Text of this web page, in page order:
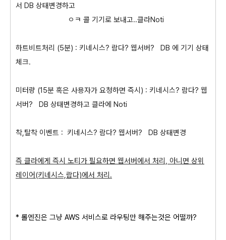
서 DB 상태변경하고
ㅇㅋ 콜 기기로 보내고..클라Noti
하트비트처리 (5분) : 키네시스? 람다? 웹서버?
DB 에 기기 상태
체크.
미터량 (15분 혹은 사용자가 요청하면 즉시) : 키네시스? 람다? 웹
서버?
DB 상태변경하고 클라에 Noti
착,탈착 이벤트 : 키네시스? 람다? 웹서버? DB 상태변경
즉 클라에게 즉시 노티가 필요하면 웹서버에서 처리, 아니면 상위
레이어(키네시스,람다)에서 처리.
* 롤엔진은 그냥 AWS 서비스로 라우팅만 해주는것은 어떨까?